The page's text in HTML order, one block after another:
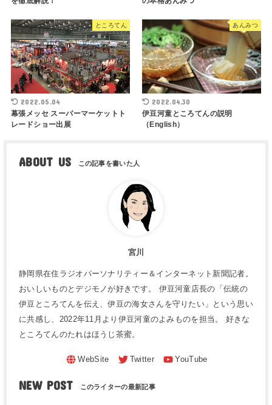
ところてん
2022.05.04
幕張メッセ スーパーマーケットト
レードショー出展
あんみつ
2022.04.30
伊豆河童ところてんの説明
（English）
ABOUT US
宮川
静岡県在住ラジオパーソナリティー＆インターネット新聞記者。
おいしいものとデジモノが好きです。 伊豆河童店長の「伝統の
伊豆ところてんを伝え、伊豆の海女さんを守りたい」という思い
に共感し、2022年11月より伊豆河童のよみものを担当。 好きな
ところてんのたれはほうじ茶蜜。
NEW POST